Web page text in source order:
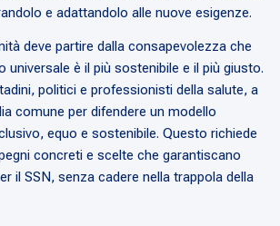
e adattandolo alle nuove esigenze.
deve partire dalla consapevolezza che
universale è il più sostenibile e il più giusto.
politici e professionisti della salute, a
comune per difendere un modello
equo e sostenibile. Questo richiede
concreti e scelte che garantiscano
il SSN, senza cadere nella trappola della